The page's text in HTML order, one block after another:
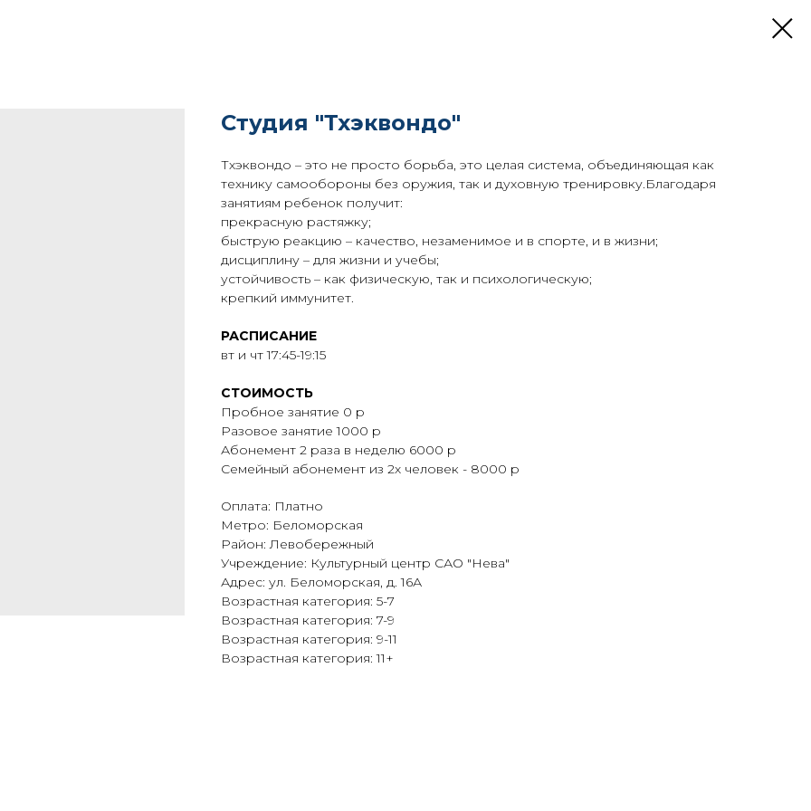
Студия "Тхэквондо"
Тхэквондо – это не просто борьба, это целая система, объединяющая как
технику самообороны без оружия, так и духовную тренировку.Благодаря
занятиям ребенок получит:
прекрасную растяжку;
быструю реакцию – качество, незаменимое и в спорте, и в жизни;
дисциплину – для жизни и учебы;
устойчивость – как физическую, так и психологическую;
крепкий иммунитет.
РАСПИСАНИЕ
вт и чт 17:45-19:15
СТОИМОСТЬ
Пробное занятие 0 р
Разовое занятие 1000 р
Абонемент 2 раза в неделю 6000 р
Семейный абонемент из 2х человек - 8000 р
Оплата: Платно
Метро: Беломорская
Район: Левобережный
Учреждение: Культурный центр САО "Нева"
Адрес: ул. Беломорская, д. 16А
Возрастная категория: 5-7
Возрастная категория: 7-9
Возрастная категория: 9-11
Возрастная категория: 11+